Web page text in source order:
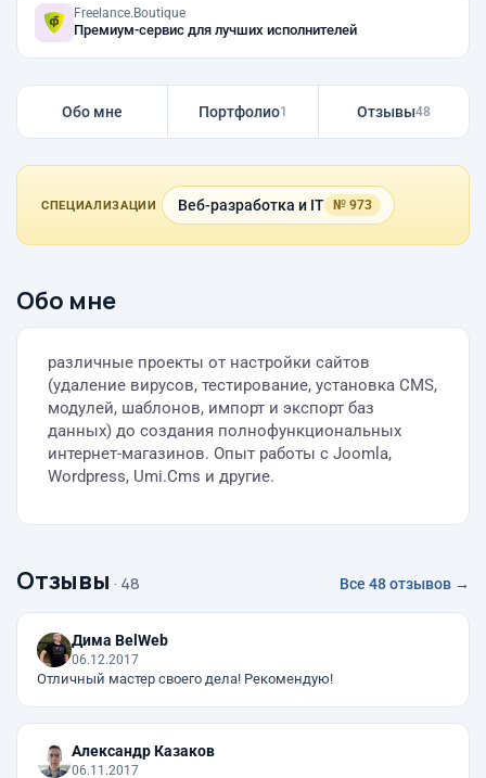
Freelance.Boutique
Премиум-сервис для лучших исполнителей
Обо мне Портфолио1 Отзывы48
СПЕЦИАЛИЗАЦИИ Веб-разработка и IT № 973
Обо мне
различные проекты от настройки сайтов
(удаление вирусов, тестирование, установка CMS,
модулей, шаблонов, импорт и экспорт баз
данных) до создания полнофункциональных
интернет-магазинов. Опыт работы с Joomla,
Wordpress, Umi.Cms и другие.
Отзывы · 48 Все 48 отзывов →
Дима BelWeb
06.12.2017
Отличный мастер своего дела! Рекомендую!
Александр Казаков
06.11.2017